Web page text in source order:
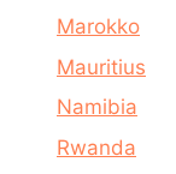
Marokko
Mauritius
Namibia
Rwanda